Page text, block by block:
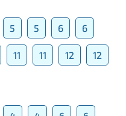
5 5 6 6
11 11 12
12